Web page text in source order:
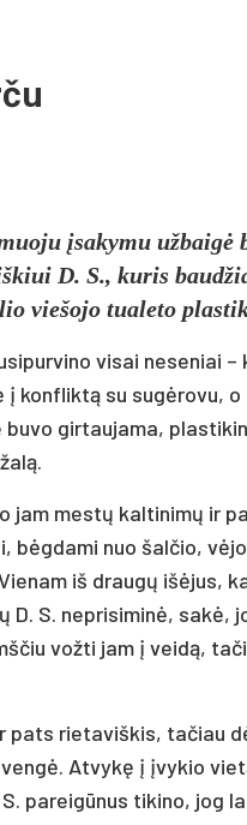
įsakymu užbaigė
D. S., kuris
viešojo tualeto
visai neseniai
konfliktą su sugėrovu,
girtaujama,
jam mestų kaltinimų ir
nuo šalčio,
iš draugų išėjus,
S. neprisiminė, sakė,
vožti jam į veidą,
pats rietaviškis, tačiau
Atvykę į įvykio
pareigūnus tikino, jog